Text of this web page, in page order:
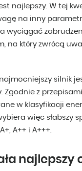
najlepszy. W tej
na inny
wyciągać
na który zwrócą
silnik
Zgodnie z
w klasyfikacji
więc słabszy
A++ i A+++.
najlepszy